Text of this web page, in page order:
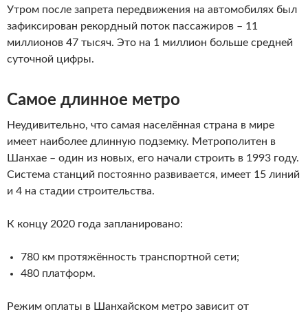
Утром после запрета передвижения на автомобилях был
зафиксирован рекордный поток пассажиров – 11
миллионов 47 тысяч. Это на 1 миллион больше средней
суточной цифры.
Самое длинное метро
Неудивительно, что самая населённая страна в мире
имеет наиболее длинную подземку. Метрополитен в
Шанхае – один из новых, его начали строить в 1993 году.
Система станций постоянно развивается, имеет 15 линий
и 4 на стадии строительства.
К концу 2020 года запланировано:
780 км протяжённость транспортной сети;
480 платформ.
Режим оплаты в Шанхайском метро зависит от